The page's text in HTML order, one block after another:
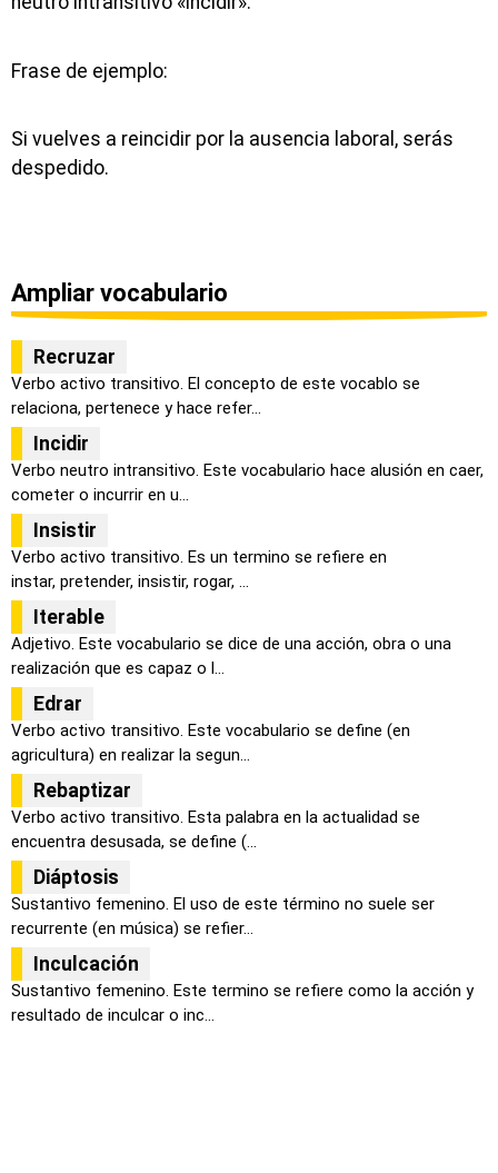
Frase de ejemplo:
Si vuelves a reincidir por la ausencia laboral, serás
despedido.
Ampliar vocabulario
Recruzar
Verbo activo transitivo. El concepto de este vocablo se
relaciona, pertenece y hace refer...
Incidir
Verbo neutro intransitivo. Este vocabulario hace alusión en caer,
cometer o incurrir en u...
Insistir
Verbo activo transitivo. Es un termino se refiere en
instar, pretender, insistir, rogar, ...
Iterable
Adjetivo. Este vocabulario se dice de una acción, obra o una
realización que es capaz o l...
Edrar
Verbo activo transitivo. Este vocabulario se define (en
agricultura) en realizar la segun...
Rebaptizar
Verbo activo transitivo. Esta palabra en la actualidad se
encuentra desusada, se define (...
Diáptosis
Sustantivo femenino. El uso de este término no suele ser
recurrente (en música) se refier...
Inculcación
Sustantivo femenino. Este termino se refiere como la acción y
resultado de inculcar o inc...